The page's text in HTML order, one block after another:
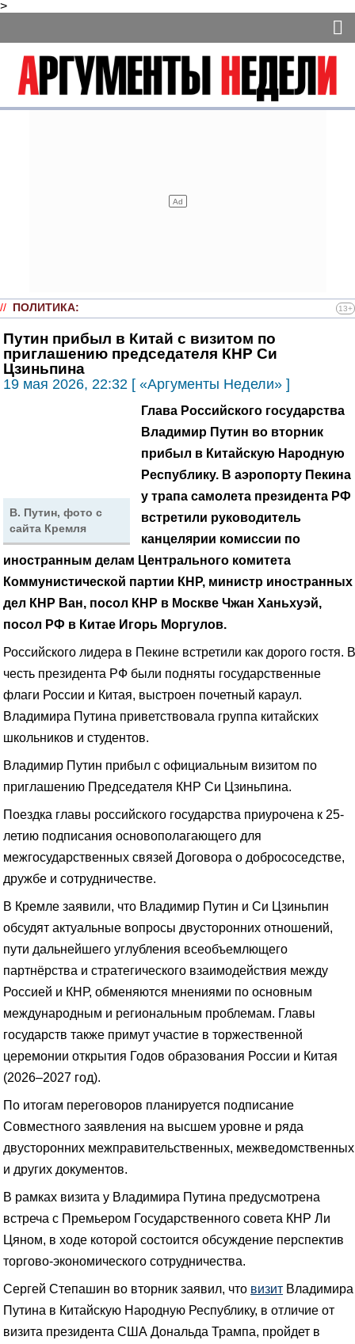
>
// ПОЛИТИКА: 13+
Путин прибыл в Китай с визитом по
приглашению председателя КНР Си
Цзиньпина
19 мая 2026, 22:32 [ «Аргументы Недели» ]
В. Путин, фото с
сайта Кремля
Глава Российского государства
Владимир Путин во вторник
прибыл в Китайскую Народную
Республику. В аэропорту Пекина
у трапа самолета президента РФ
встретили руководитель
канцелярии комиссии по
иностранным делам Центрального комитета
Коммунистической партии КНР, министр иностранных
дел КНР Ван, посол КНР в Москве Чжан Ханьхуэй,
посол РФ в Китае Игорь Моргулов.
Российского лидера в Пекине встретили как дорого гостя. В
честь президента РФ были подняты государственные
флаги России и Китая, выстроен почетный караул.
Владимира Путина приветствовала группа китайских
школьников и студентов.
Владимир Путин прибыл с официальным визитом по
приглашению Председателя КНР Си Цзиньпина.
Поездка главы российского государства приурочена к 25-
летию подписания основополагающего для
межгосударственных связей Договора о добрососедстве,
дружбе и сотрудничестве.
В Кремле заявили, что Владимир Путин и Си Цзиньпин
обсудят актуальные вопросы двусторонних отношений,
пути дальнейшего углубления всеобъемлющего
партнёрства и стратегического взаимодействия между
Россией и КНР, обменяются мнениями по основным
международным и региональным проблемам. Главы
государств также примут участие в торжественной
церемонии открытия Годов образования России и Китая
(2026–2027 год).
По итогам переговоров планируется подписание
Совместного заявления на высшем уровне и ряда
двусторонних межправительственных, межведомственных
и других документов.
В рамках визита у Владимира Путина предусмотрена
встреча с Премьером Государственного совета КНР Ли
Цяном, в ходе которой состоится обсуждение перспектив
торгово-экономического сотрудничества.
Сергей Степашин во вторник заявил, что визит Владимира
Путина в Китайскую Народную Республику, в отличие от
визита президента США Дональда Трампа, пройдет в